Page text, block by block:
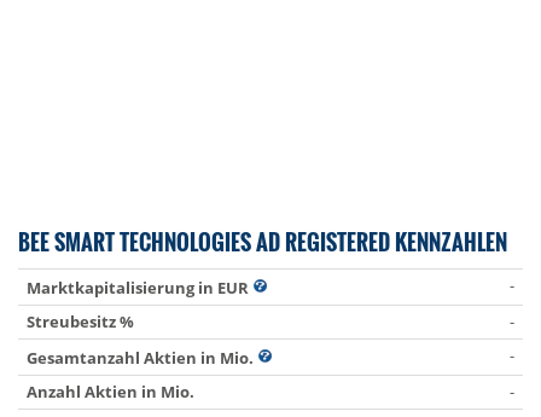
BEE SMART TECHNOLOGIES AD REGISTERED KENNZAHLEN
Marktkapitalisierung in EUR
-
Streubesitz %
-
Gesamtanzahl Aktien in Mio.
-
Anzahl Aktien in Mio.
-